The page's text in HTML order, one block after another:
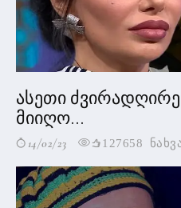
ასეთი
მიიღო...
14/02/23 127658